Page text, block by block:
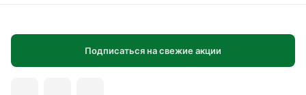
Подписаться на свежие акции